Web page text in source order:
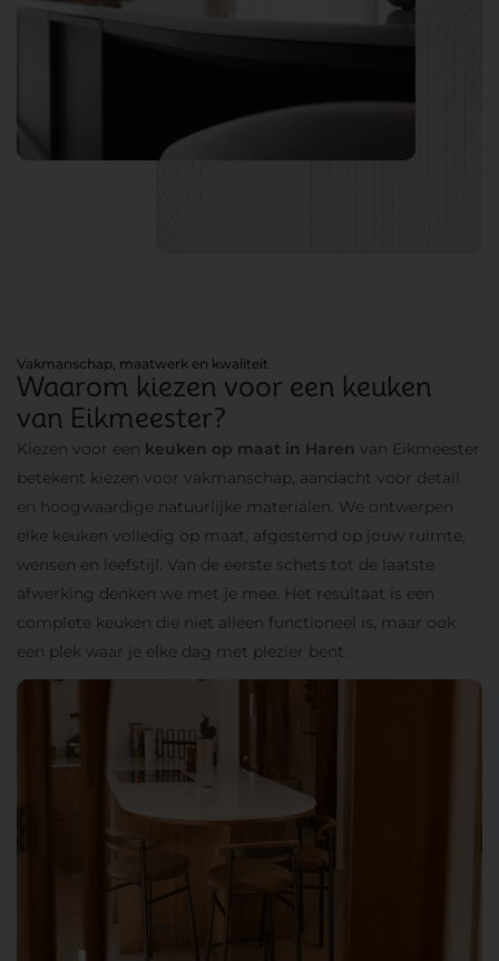
Vakmanschap, maatwerk en kwaliteit
Waarom kiezen voor een keuken
van Eikmeester?
Kiezen voor een keuken op maat in Haren van Eikmeester
betekent kiezen voor vakmanschap, aandacht voor detail
en hoogwaardige natuurlijke materialen. We ontwerpen
elke keuken volledig op maat, afgestemd op jouw ruimte,
wensen en leefstijl. Van de eerste schets tot de laatste
afwerking denken we met je mee. Het resultaat is een
complete keuken die niet alleen functioneel is, maar ook
een plek waar je elke dag met plezier bent.